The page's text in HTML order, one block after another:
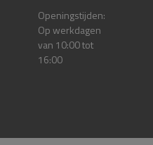
Openingstijden:
Op werkdagen
van 10:00 tot
16:00